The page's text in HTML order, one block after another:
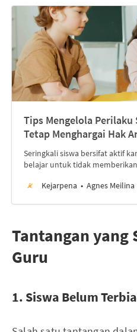
Tips Mengelola Perilaku
Tetap Menghargai Hak
Seringkali siswa bersifat aktif
belajar untuk tidak
Kejarpena
Agnes Meilina
Tantangan yang
Guru
1. Siswa Belum